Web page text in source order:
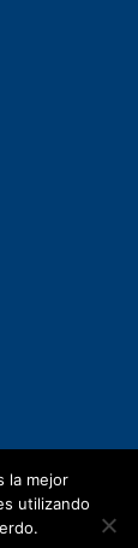
la mejor
utilizando